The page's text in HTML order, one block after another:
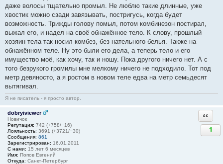
даже волосы тщательно промыл. Не люблю такие длинные, уже
хвостик можно сзади завязывать, постригусь, когда будет
возможность. Трижды голову помыл, потом комбинезон постирал,
выжал его, и надел на своё обнажённое тело. К слову, прошлый
хозяин тела так носил комбез, без нательного белья. Также на
обнажённом теле. Ну это были его дела, а теперь тело и его
имущество моё, как хочу, так и ношу. Пока другого ничего нет. А с
того безрукого громилы мне мелкому ничего не подходило. Тот под
метр девяносто, а я ростом в новом теле едва на метр семьдесят
вытягивал.
Я не писатель - я просто автор.
dobryiviewer
Новичок
Репутация: 742 (+758/−16)
Лояльность: 3691 (+3721/−30)
Сообщения: 861
Зарегистрирован: 16.01.2011
С нами: 15 лет 6 месяцев
Имя: Попов Евгений
Откуда: Санкт-Петербург
1